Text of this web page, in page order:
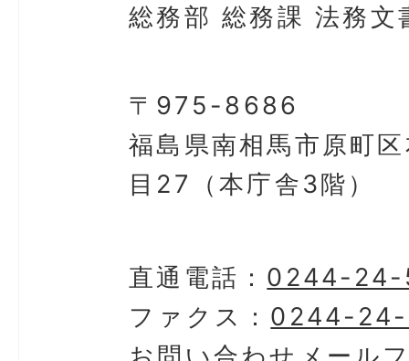
総務部 総務課 法務文
〒975-8686
福島県南相馬市原町
目27（本庁舎3階）
直通電話： 0244-24-
ファクス： 0244-